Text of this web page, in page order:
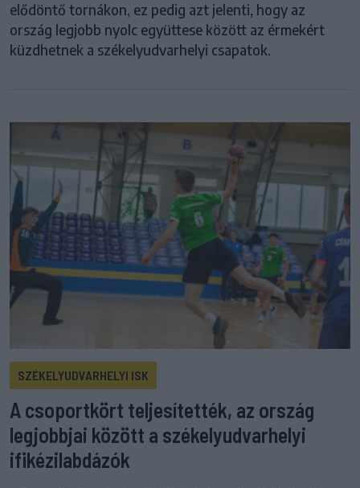
elődöntő tornákon, ez pedig azt jelenti, hogy az
ország legjobb nyolc együttese között az érmekért
küzdhetnek a székelyudvarhelyi csapatok.
SZÉKELYUDVARHELYI ISK
A csoportkört teljesítették, az ország
legjobbjai között a székelyudvarhelyi
ifikézilabdázók